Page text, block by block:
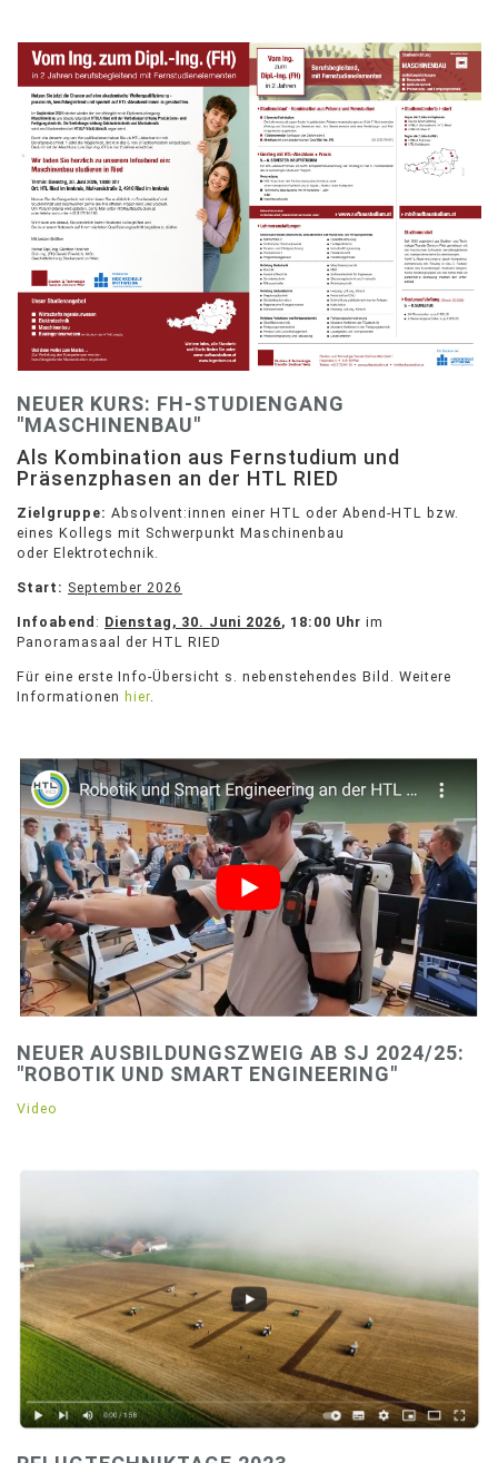
NEUER KURS: FH-STUDIENGANG
"MASCHINENBAU"
Als Kombination aus Fernstudium und
Präsenzphasen an der HTL RIED
Zielgruppe: Absolvent:innen einer HTL oder Abend-HTL bzw.
eines Kollegs mit Schwerpunkt Maschinenbau
oder Elektrotechnik.
Start: September 2026
Infoabend : Dienstag, 30. Juni 2026, 18:00 Uhr im
Panoramasaal der HTL RIED
Für eine erste Info-Übersicht s. nebenstehendes Bild. Weitere
Informationen hier
NEUER AUSBILDUNGSZWEIG AB SJ 2024/25:
"ROBOTIK UND SMART ENGINEERING"
Video